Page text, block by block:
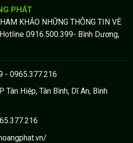
PHÁT
KHẢO NHỮNG THÔNG TIN VÈ
0916.500.399- Bình Dương,
- 0965.377.216
Hiệp, Tân Bình, Dĩ An, Bình